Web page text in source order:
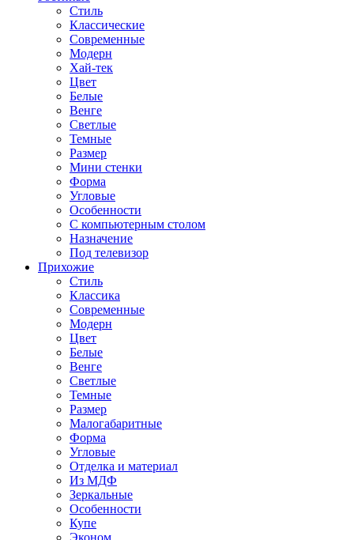
Стиль
Классические
Современные
Модерн
Хай-тек
Цвет
Белые
Венге
Светлые
Темные
Размер
Мини стенки
Форма
Угловые
Особенности
С компьютерным столом
Назначение
Под телевизор
Прихожие
Стиль
Классика
Современные
Модерн
Цвет
Белые
Венге
Светлые
Темные
Размер
Малогабаритные
Форма
Угловые
Отделка и материал
Из МДФ
Зеркальные
Особенности
Купе
Эконом